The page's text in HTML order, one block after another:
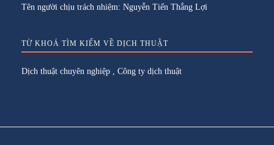
Tên người chịu trách nhiệm: Nguyễn Tiến Thắng Lợi
TỪ KHOÁ TÌM KIẾM VỀ DỊCH THUẬT
Dịch thuật chuyên nghiệp , Công ty dịch thuật